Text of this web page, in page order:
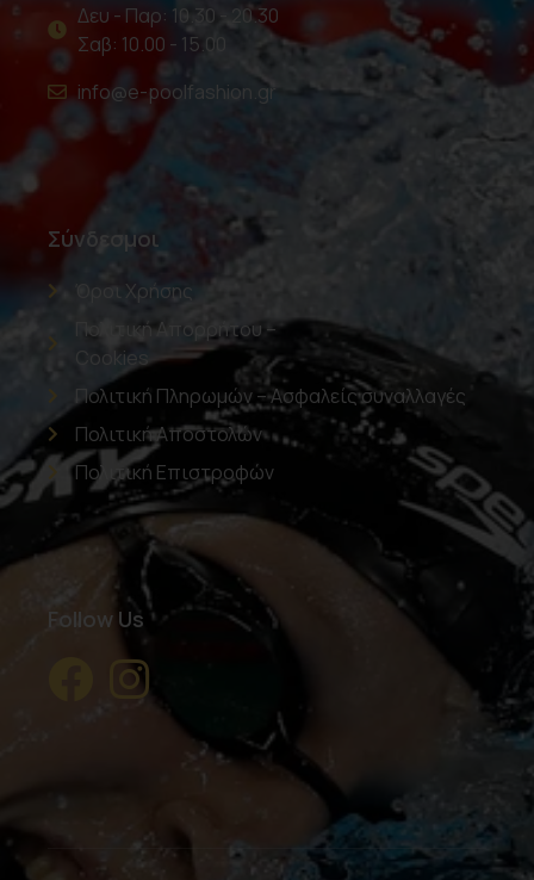
Δευ - Παρ: 10.30 - 20.30
Σαβ: 10.00 - 15.00
info@e-poolfashion.gr
Σύνδεσμοι
Όροι Χρήσης
Πολιτική Απορρήτου –
Cookies
Πολιτική Πληρωμών – Ασφαλείς συναλλαγές
Πολιτική Αποστολών
Πολιτική Επιστροφών
Follow Us